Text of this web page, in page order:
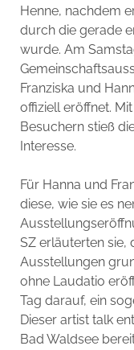
Henne, nachdem
durch die gerade
wurde. Am
Franziska und
offiziell eröffnet.
Besuchern stieß
Interesse.
Für Hanna und
diese, wie sie es
SZ erläuterten sie,
Ausstellungen
ohne Laudatio
Tag darauf, ein
Dieser artist talk
Bad Waldsee